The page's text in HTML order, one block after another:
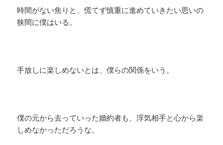
時間がない焦りと、慌てず慎重に進めていきたい思いの
狭間に僕はいる。
手放しに楽しめないとは、僕らの関係をいう。
僕の元から去っていった婚約者も、浮気相手と心から楽
しめなかっただろうな。